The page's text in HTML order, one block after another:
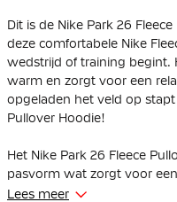
Dit is de Nike Park 26
deze comfortabele Nike
wedstrijd of training begint.
warm en zorgt voor een
opgeladen het veld op stapt
Pullover Hoodie!
Het Nike Park 26 Fleece
pasvorm wat zorgt voor
fleece materiaal en de
Lees meer